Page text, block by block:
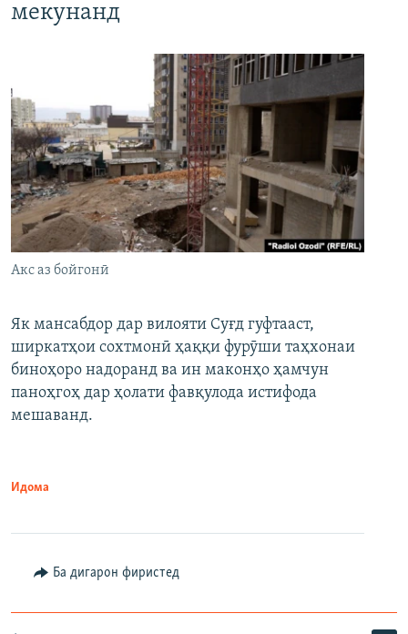
мекунанд
Акс аз бойгонӣ
Як мансабдор дар вилояти Суғд гуфтааст,
ширкатҳои сохтмонӣ ҳаққи фурӯши таҳхонаи
биноҳоро надоранд ва ин маконҳо ҳамчун
паноҳгоҳ дар ҳолати фавқулода истифода
мешаванд.
Идома
Ба дигарон фиристед